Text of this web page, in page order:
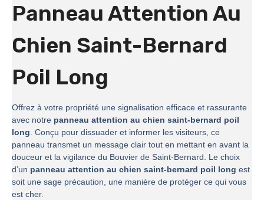
Panneau Attention Au
Chien Saint-Bernard
Poil Long
Offrez à votre propriété une signalisation efficace et rassurante
avec notre panneau attention au chien saint-bernard poil
long. Conçu pour dissuader et informer les visiteurs, ce
panneau transmet un message clair tout en mettant en avant la
douceur et la vigilance du Bouvier de Saint-Bernard. Le choix
d’un panneau attention au chien saint-bernard poil long est
soit une sage précaution, une manière de protéger ce qui vous
est cher.